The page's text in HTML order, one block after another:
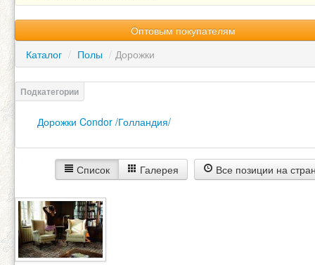
Оптовым покупателям
Каталог / Полы / Дорожки
Дорожки Condor /Голландия/
Список Галерея Все позиции на